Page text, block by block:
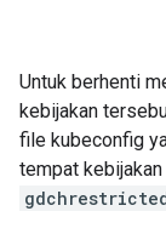
Untuk berhenti
kebijakan
file kubeconfig
tempat